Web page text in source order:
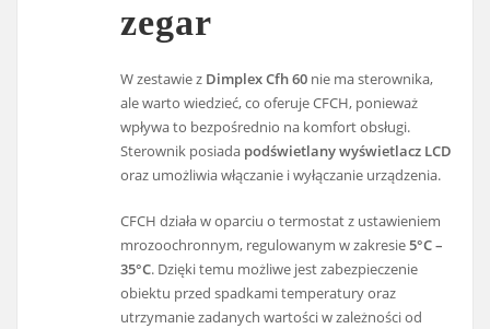
zegar
W zestawie z Dimplex Cfh 60 nie ma sterownika,
ale warto wiedzieć, co oferuje CFCH, ponieważ
wpływa to bezpośrednio na komfort obsługi.
Sterownik posiada podświetlany wyświetlacz LCD
oraz umożliwia włączanie i wyłączanie urządzenia.
CFCH działa w oparciu o termostat z ustawieniem
mrozoochronnym, regulowanym w zakresie5°C –
35°C. Dzięki temu możliwe jest zabezpieczenie
obiektu przed spadkami temperatury oraz
utrzymanie zadanych wartości w zależności od